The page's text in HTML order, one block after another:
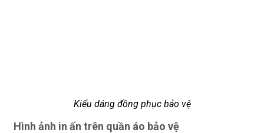
Kiểu dáng đồng phục bảo vệ
Hình ảnh in ấn trên quần áo bảo vệ